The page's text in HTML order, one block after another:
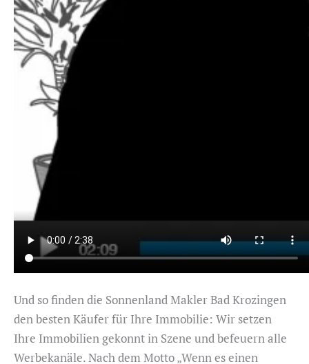
Und so finden die Sonnenland Makler Bad Krozingen
den besten Käufer für Ihre Immobilie: Wir setzen
Ihre Immobilien gekonnt in Szene und befeuern alle
Werbekanäle. Nach dem Motto „Wenn es einen